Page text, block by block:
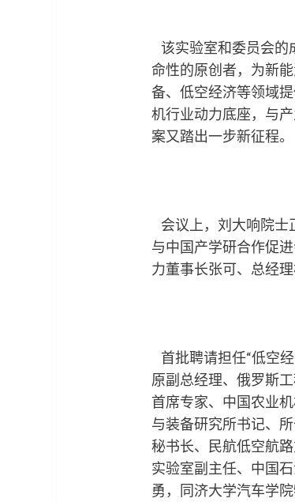
该实验室和委员会的
命性的原创者，为新
备、低空经济等领域
机行业动力底座，与
案又踏出一步新征程。
会议上，刘大响院士
与中国产学研合作促
力董事长张可、总经
首批聘请担任“低空
原副总经理、俄罗斯
首席专家、中国农业
与装备研究所书记、
秘书长、民航低空航
实验室副主任、中国
勇，同济大学汽车学